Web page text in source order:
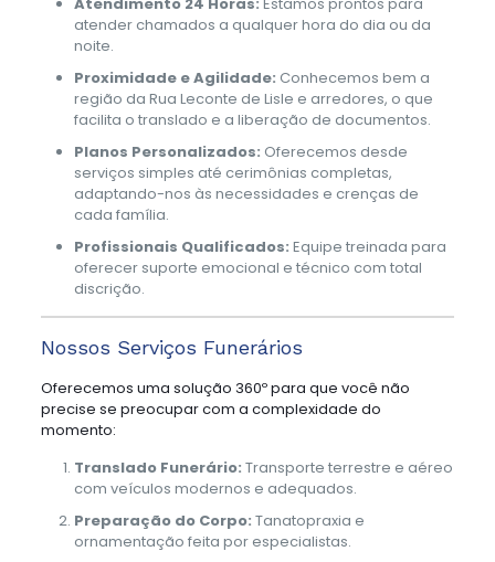
atender chamados a qualquer hora do dia ou da
noite.
Proximidade e Agilidade: Conhecemos bem a
região da Rua Leconte de Lisle e arredores, o que
facilita o translado e a liberação de documentos.
Planos Personalizados: Oferecemos desde
serviços simples até cerimônias completas,
adaptando-nos às necessidades e crenças de
cada família.
Profissionais Qualificados: Equipe treinada para
oferecer suporte emocional e técnico com total
discrição.
Nossos Serviços Funerários
Oferecemos uma solução 360º para que você não
precise se preocupar com a complexidade do
momento:
Translado Funerário: Transporte terrestre e aéreo
com veículos modernos e adequados.
Preparação do Corpo: Tanatopraxia e
ornamentação feita por especialistas.